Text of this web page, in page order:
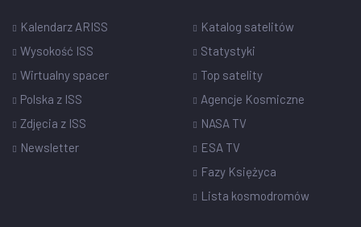
Kalendarz ARISS
Wysokość ISS
Wirtualny spacer
Polska z ISS
Zdjęcia z ISS
Newsletter
Katalog satelitów
Statystyki
Top satelity
Agencje Kosmiczne
NASA TV
ESA TV
Fazy Księżyca
Lista kosmodromów